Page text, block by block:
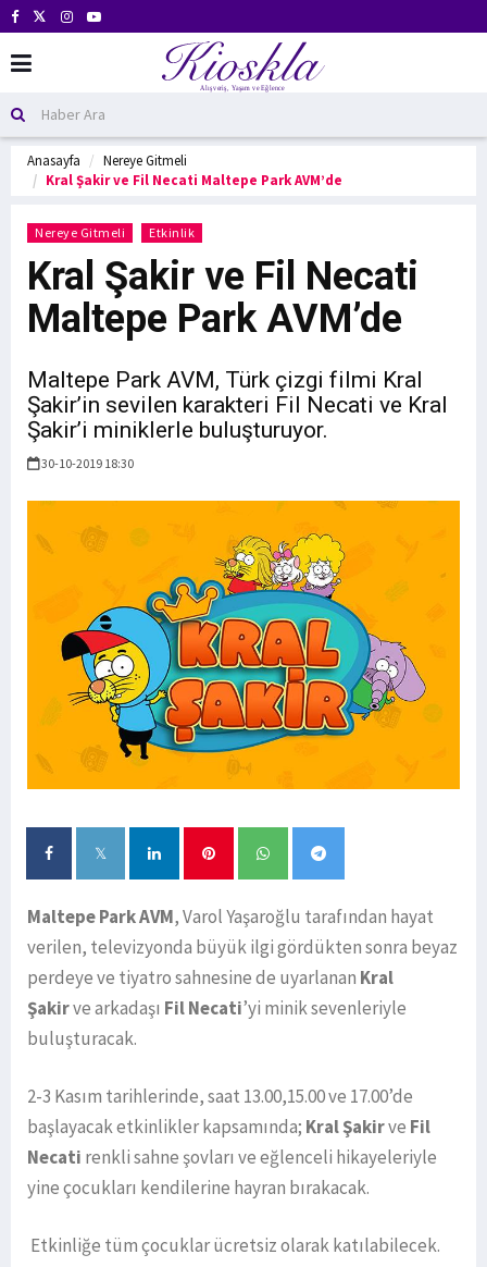
Anasayfa
Nereye Gitmeli
Kral Şakir ve Fil Necati Maltepe Park AVM’de
Nereye Gitmeli Etkinlik
Kral Şakir ve Fil Necati
Maltepe Park AVM’de
Maltepe Park AVM, Türk çizgi filmi Kral
Şakir’in sevilen karakteri Fil Necati ve Kral
Şakir’i miniklerle buluşturuyor.
30-10-2019 18:30
Maltepe Park AVM, Varol Yaşaroğlu tarafından hayat
verilen, televizyonda büyük ilgi gördükten sonra beyaz
perdeye ve tiyatro sahnesine de uyarlanan Kral
Şakirve arkadaşı Fil Necati’yi minik sevenleriyle
buluşturacak.
2-3 Kasım tarihlerinde, saat 13.00,15.00 ve 17.00’de
başlayacak etkinlikler kapsamında; Kral Şakirve Fil
Necati renkli sahne şovları ve eğlenceli hikayeleriyle
yine çocukları kendilerine hayran bırakacak.
Etkinliğe tüm çocuklar ücretsiz olarak katılabilecek.